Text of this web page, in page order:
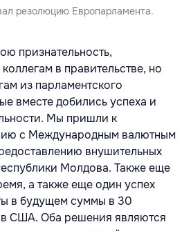
резолюцию Европарламента.
признательность,
в правительстве, но
из парламентского
вместе добились успеха и
Мы пришли к
с Международным валютным
внушительных
Молдова. Также еще
а также еще один успех
в будущем суммы в 30
США. Оба решения являются